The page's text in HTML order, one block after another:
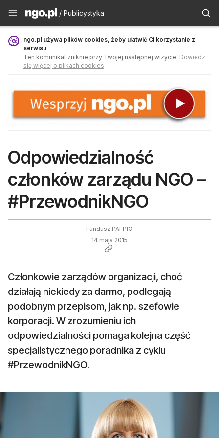
Publicystyka - ngo.pl
/ Publicystyka
ngo.pl używa plików cookies, żeby ułatwić Ci korzystanie z
serwisu
Ten komunikat zniknie przy Twojej następnej wizycie. Dowiedz
się więcej o plikach cookies
Odpowiedzialność
członków zarządu NGO –
#PrzewodnikNGO
Fundusz PAFPIO
14 maja 2015
Członkowie zarządów organizacji, choć
działają niekiedy za darmo, podlegają
podobnym przepisom, jak np. szefowie
korporacji. W zrozumieniu ich
odpowiedzialności pomaga kolejna część
specjalistycznego poradnika z cyklu
#PrzewodnikNGO.